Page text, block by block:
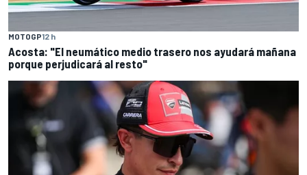
MOTOGP12 h
Acosta: "El neumático medio trasero nos ayudará mañana
porque perjudicará al resto"